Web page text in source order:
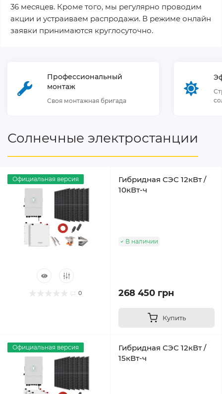
36 месяцев. Кроме того, мы регулярно проводим
акции и устраиваем распродажи. В режиме онлайн
заявки принимаются круглосуточно.
Профессиональный
монтаж
Своя монтажная бригада
Солнечные электростанции
Официальная версия
0
Гибридная СЭС 12кВт /
10кВт-ч
В наличии
268 450 грн
Купить
Официальная версия
Гибридная СЭС 12кВт /
15кВт-ч